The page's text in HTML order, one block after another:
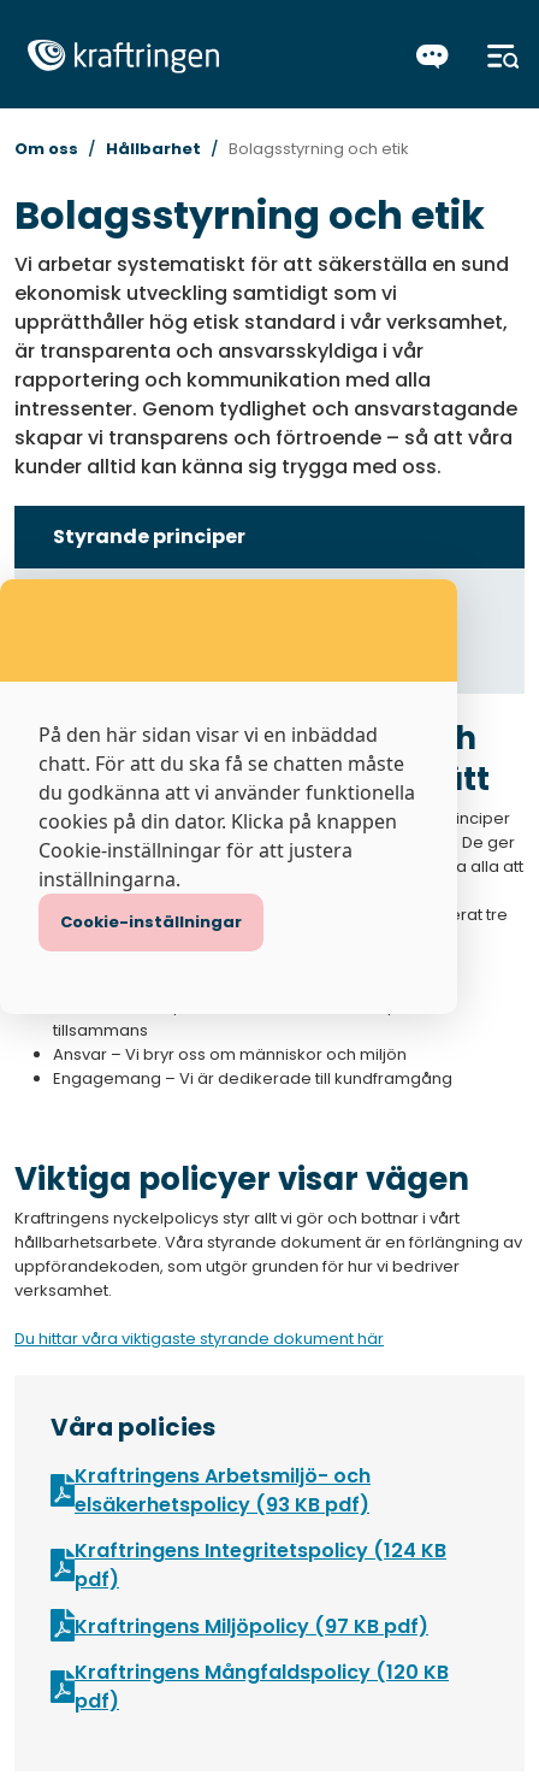
Om oss Hållbarhet Bolagsstyrning och etik
Bolagsstyrning och etik
Vi arbetar systematiskt för att säkerställa en sund
ekonomisk utveckling samtidigt som vi
upprätthåller hög etisk standard i vår verksamhet,
är transparenta och ansvarsskyldiga i vår
rapportering och kommunikation med alla
intressenter. Genom tydlighet och ansvarstagande
skapar vi transparens och förtroende – så att våra
kunder alltid kan känna sig trygga med oss.
Styrande principer
Vår värdegrund, policys och
principer styr vårt arbetssätt
Vår värdegrund, uppförandekod och tillhörande ledarprinciper
är övergripande vägledande för alla våra medarbetare. De ger
oss en gemensam riktning och är utformade för att hjälpa alla att
genomföra företagets strategi, bidra till våra anställdas
välmående och främja en inkluderande kultur. Vi identifierat tre
värdegrundsord för att hjälpa oss att nå våra affärs- och
tillsammans
Ansvar – Vi bryr oss om människor och miljön
Engagemang – Vi är dedikerade till kundframgång
Viktiga policyer visar vägen
Kraftringens nyckelpolicys styr allt vi gör och bottnar i vårt
hållbarhetsarbete. Våra styrande dokument är en förlängning av
uppförandekoden, som utgör grunden för hur vi bedriver
verksamhet.
Du hittar våra viktigaste styrande dokument här
Våra policies
Kraftringens Arbetsmiljö- och
elsäkerhetspolicy (93 KB pdf)
Kraftringens Integritetspolicy (124 KB
pdf)
Kraftringens Miljöpolicy (97 KB pdf)
Kraftringens Mångfaldspolicy (120 KB
pdf)
På den här sidan visar vi en inbäddad
chatt. För att du ska få se chatten måste
du godkänna att vi använder funktionella
cookies på din dator. Klicka på knappen
Cookie-inställningar för att justera
inställningarna.
Cookie-inställningar